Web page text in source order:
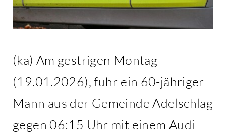
(ka) Am gestrigen Montag
(19.01.2026), fuhr ein 60-jähriger
Mann aus der Gemeinde Adelschlag
gegen 06:15 Uhr mit einem Audi